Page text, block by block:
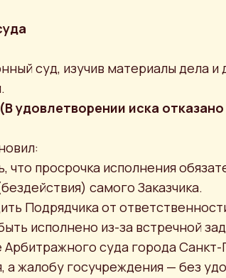
суд, изучив материалы дела
удовлетворении иска
что просрочка исполнения
самого Заказчика.
Подрядчика от
исполнено из-за встречной
суда города Санкт-
а жалобу госучреждения — без